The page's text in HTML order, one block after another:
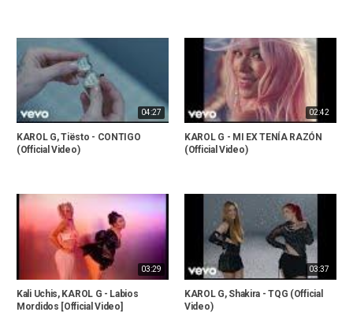
04:27
KAROL G, Tiësto - CONTIGO
(Official Video)
02:42
KAROL G - MI EX TENÍA RAZÓN
(Official Video)
03:29
Kali Uchis, KAROL G - Labios
Mordidos [Official Video]
03:37
KAROL G, Shakira - TQG (Official
Video)